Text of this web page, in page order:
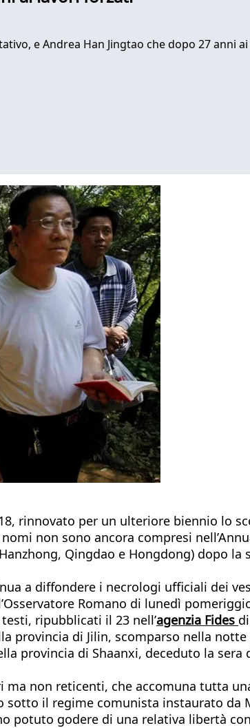
e Andrea Han Jingtao che dopo 27 anni
rinnovato per un ulteriore biennio lo
non sono ancora compresi
Qingdao e Hongdong) dopo la
a diffondere i necrologi ufficiali dei
Romano di lunedì
ripubblicati il 23 nell’agenzia Fides
provincia di Jilin, scomparso nella
provincia di Shaanxi, deceduto la sera
non reticenti, che accomuna tutta
il regime comunista instaurato da
potuto godere di una relativa libertà